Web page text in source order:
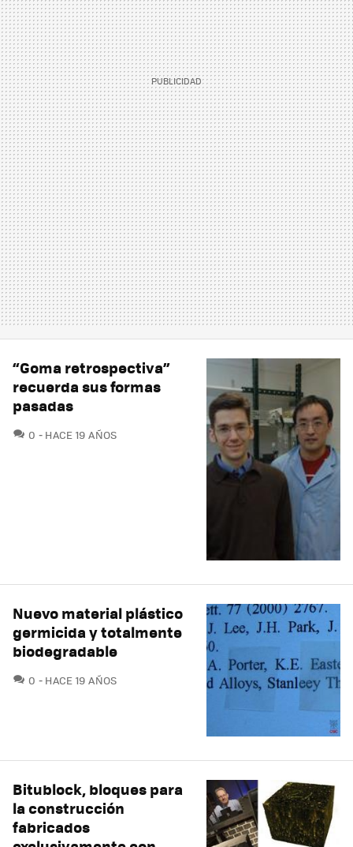
“Goma retrospectiva”
recuerda sus formas
pasadas
0 COMENTARIOS
HACE 19 AÑOS
Nuevo material plástico
germicida y totalmente
biodegradable
0 COMENTARIOS
HACE 19 AÑOS
Bitublock, bloques para
la construcción
fabricados